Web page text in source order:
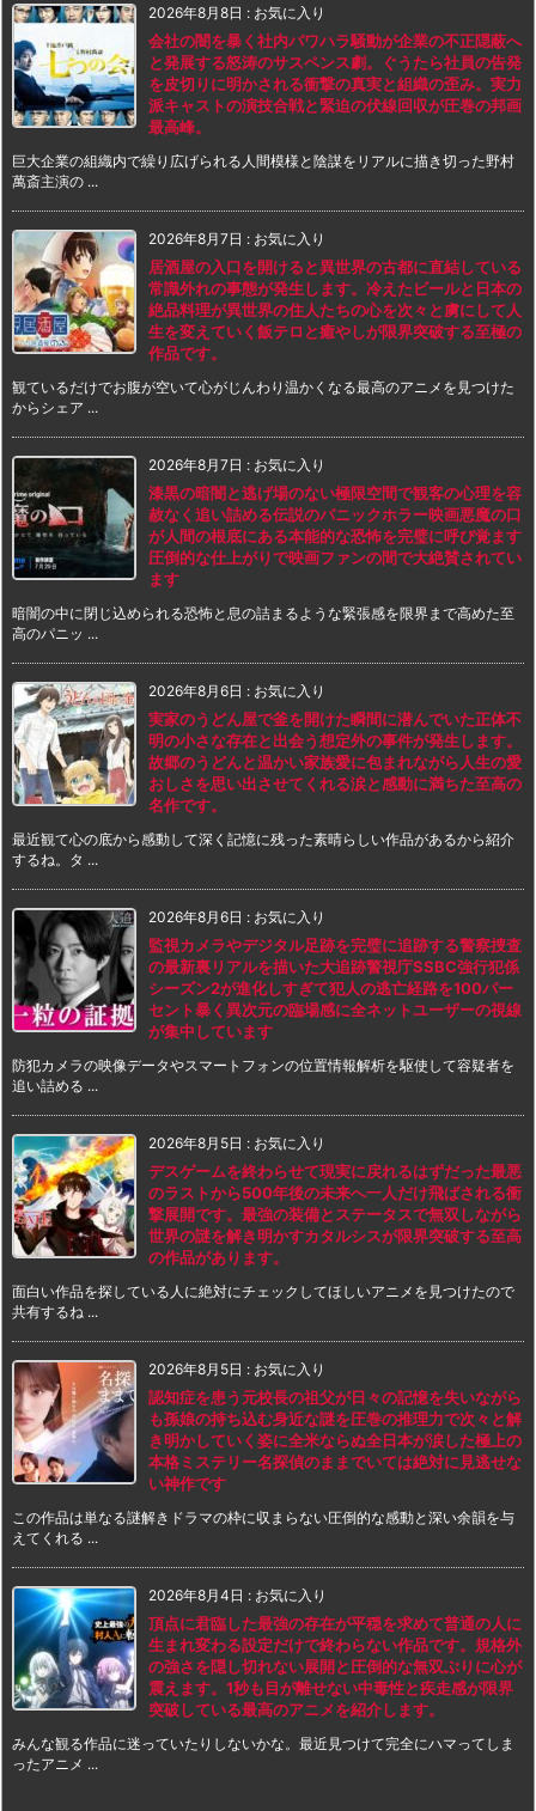
2026年8月8日 : お気に入り
会社の闇を暴く社内パワハラ騒動が企業の不正隠蔽へ
と発展する怒涛のサスペンス劇。ぐうたら社員の告発
を皮切りに明かされる衝撃の真実と組織の歪み。実力
派キャストの演技合戦と緊迫の伏線回収が圧巻の邦画
最高峰。
巨大企業の組織内で繰り広げられる人間模様と陰謀をリアルに描き切った野村
萬斎主演の ...
2026年8月7日 : お気に入り
居酒屋の入口を開けると異世界の古都に直結している
常識外れの事態が発生します。冷えたビールと日本の
絶品料理が異世界の住人たちの心を次々と虜にして人
生を変えていく飯テロと癒やしが限界突破する至極の
作品です。
観ているだけでお腹が空いて心がじんわり温かくなる最高のアニメを見つけた
からシェア ...
2026年8月7日 : お気に入り
漆黒の暗闇と逃げ場のない極限空間で観客の心理を容
赦なく追い詰める伝説のパニックホラー映画悪魔の口
が人間の根底にある本能的な恐怖を完璧に呼び覚ます
圧倒的な仕上がりで映画ファンの間で大絶賛されてい
ます
暗闇の中に閉じ込められる恐怖と息の詰まるような緊張感を限界まで高めた至
高のパニッ ...
2026年8月6日 : お気に入り
実家のうどん屋で釜を開けた瞬間に潜んでいた正体不
明の小さな存在と出会う想定外の事件が発生します。
故郷のうどんと温かい家族愛に包まれながら人生の愛
おしさを思い出させてくれる涙と感動に満ちた至高の
名作です。
最近観て心の底から感動して深く記憶に残った素晴らしい作品があるから紹介
するね。タ ...
2026年8月6日 : お気に入り
監視カメラやデジタル足跡を完璧に追跡する警察捜査
の最新裏リアルを描いた大追跡警視庁SSBC強行犯係
シーズン2が進化しすぎて犯人の逃亡経路を100パー
セント暴く異次元の臨場感に全ネットユーザーの視線
が集中しています
防犯カメラの映像データやスマートフォンの位置情報解析を駆使して容疑者を
追い詰める ...
2026年8月5日 : お気に入り
デスゲームを終わらせて現実に戻れるはずだった最悪
のラストから500年後の未来へ一人だけ飛ばされる衝
撃展開です。最強の装備とステータスで無双しながら
世界の謎を解き明かすカタルシスが限界突破する至高
の作品があります。
面白い作品を探している人に絶対にチェックしてほしいアニメを見つけたので
共有するね ...
2026年8月5日 : お気に入り
認知症を患う元校長の祖父が日々の記憶を失いながら
も孫娘の持ち込む身近な謎を圧巻の推理力で次々と解
き明かしていく姿に全米ならぬ全日本が涙した極上の
本格ミステリー名探偵のままでいては絶対に見逃せな
い神作です
この作品は単なる謎解きドラマの枠に収まらない圧倒的な感動と深い余韻を与
えてくれる ...
2026年8月4日 : お気に入り
頂点に君臨した最強の存在が平穏を求めて普通の人に
生まれ変わる設定だけで終わらない作品です。規格外
の強さを隠し切れない展開と圧倒的な無双ぶりに心が
震えます。1秒も目が離せない中毒性と疾走感が限界
突破している最高のアニメを紹介します。
みんな観る作品に迷っていたりしないかな。最近見つけて完全にハマってしま
ったアニメ ...